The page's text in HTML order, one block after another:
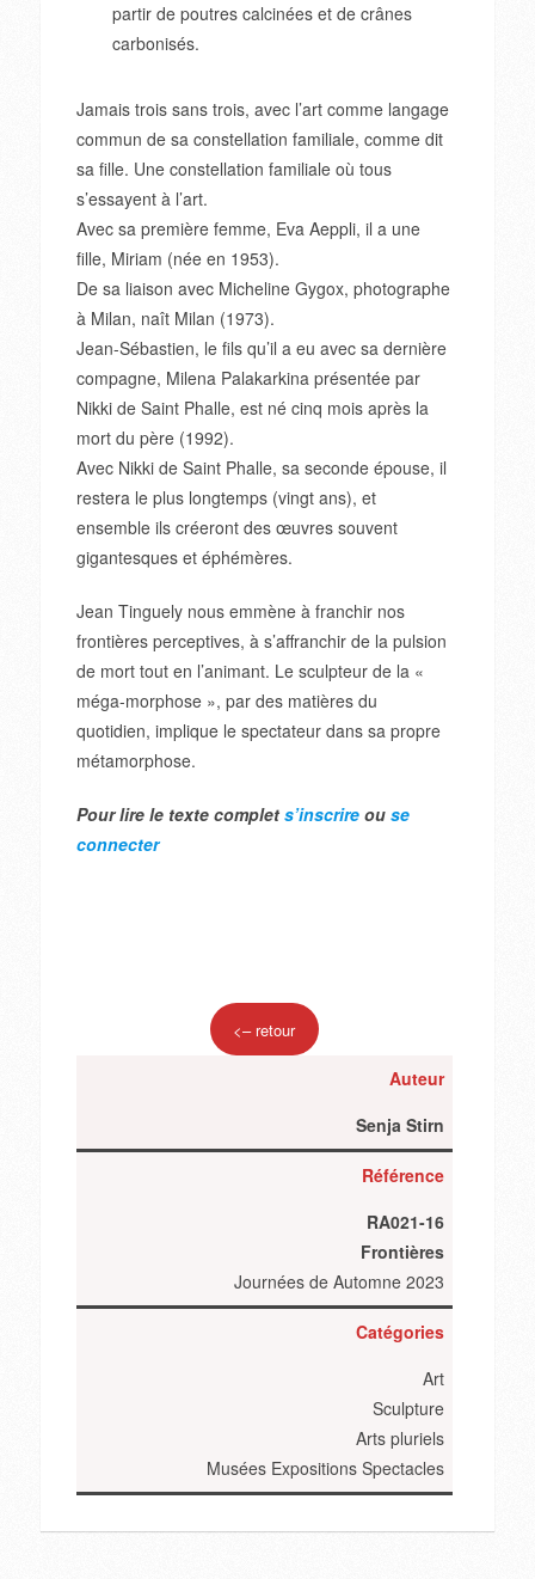
partir de poutres calcinées et de crânes
carbonisés.
Jamais trois sans trois, avec l’art comme langage
commun de sa constellation familiale, comme dit
sa fille. Une constellation familiale où tous
s’essayent à l’art.
Avec sa première femme, Eva Aeppli, il a une
fille, Miriam (née en 1953).
De sa liaison avec Micheline Gygox, photographe
à Milan, naît Milan (1973).
Jean-Sébastien, le fils qu’il a eu avec sa dernière
compagne, Milena Palakarkina présentée par
Nikki de Saint Phalle, est né cinq mois après la
mort du père (1992).
Avec Nikki de Saint Phalle, sa seconde épouse, il
restera le plus longtemps (vingt ans), et
ensemble ils créeront des œuvres souvent
gigantesques et éphémères.
Jean Tinguely nous emmène à franchir nos
frontières perceptives, à s’affranchir de la pulsion
de mort tout en l’animant. Le sculpteur de la «
méga-morphose », par des matières du
quotidien, implique le spectateur dans sa propre
métamorphose.
Pour lire le texte complet s’inscrireou se
connecter
<– retour
Auteur
Senja Stirn
Référence
RA021-16
Frontières
Journées de Automne 2023
Catégories
Art
Sculpture
Arts pluriels
Musées Expositions Spectacles